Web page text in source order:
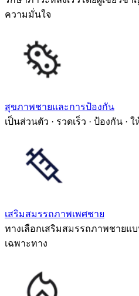
ความมั่นใจ
สุขภาพชายและการป้องกัน
เป็นส่วนตัว · รวดเร็ว · ป้องกัน ·
เสริมสมรรถภาพเพศชาย
ทางเลือกเสริมสมรรถภาพชายแ
เฉพาะทาง